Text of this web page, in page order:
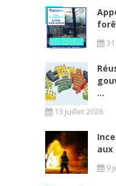
...
13 juillet 2026
aux
9